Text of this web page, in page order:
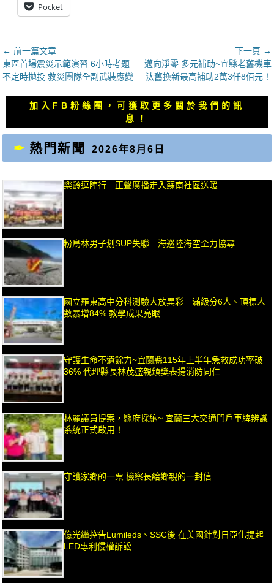
Pocket
文
章
導
覽
← 前一篇文章
上
一
東區首場震災示範演習 6小時考題
不定時拋投 救災團隊全副武裝應變
下一頁 →
下
文
章：
邁向淨零 多元補助~宜縣老舊機車
汰舊換新最高補助2萬3仟8佰元！
加入FB粉絲團，可獲取更多關於我們的訊
息！
熱門新聞 2026年8月6日
樂齡逗陣行 正聲廣播走入蘇南社區送暖
粉鳥林男子划SUP失聯 海巡陸海空全力協尋
國立羅東高中分科測驗大放異彩 滿級分6人、頂標人
數暴增84% 教學成果亮眼
守護生命不遺餘力~宜蘭縣115年上半年急救成功率破
36% 代理縣長林茂盛親頒獎表揚消防同仁
林麗議員提案，縣府採納~ 宜蘭三大交通門戶車牌辨識
系統正式啟用！
守護家鄉的一票 檢察長給鄉親的一封信
億光繼控告Lumileds、SSC後 在美國針對日亞化提起
LED專利侵權訴訟